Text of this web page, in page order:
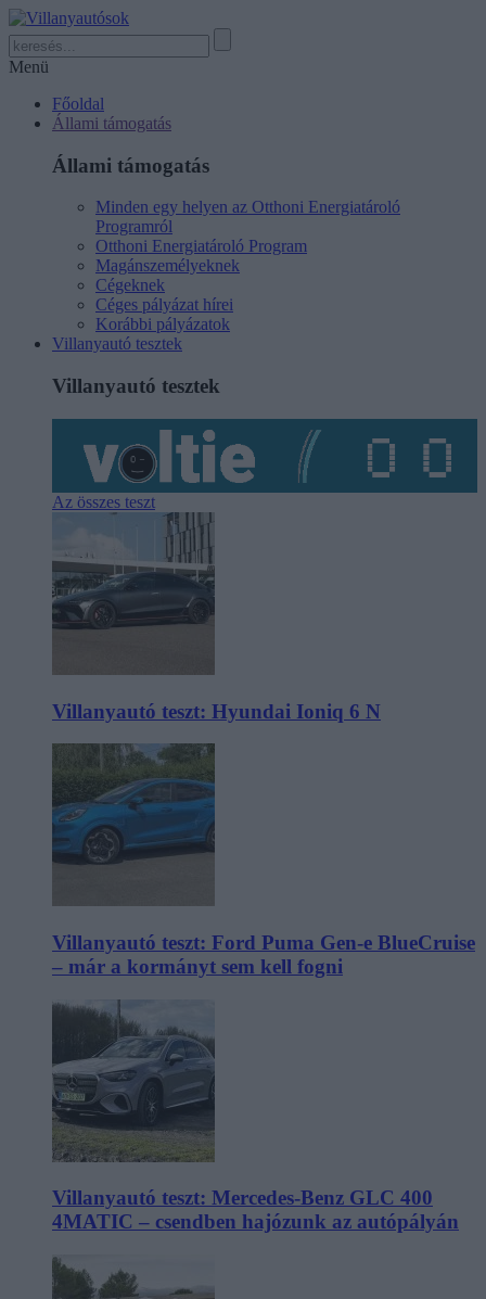
Menü
Főoldal
Állami támogatás
Állami támogatás
Minden egy helyen az Otthoni Energiatároló
Programról
Otthoni Energiatároló Program
Magánszemélyeknek
Cégeknek
Céges pályázat hírei
Korábbi pályázatok
Villanyautó tesztek
Villanyautó tesztek
Az összes teszt
Villanyautó teszt: Hyundai Ioniq 6 N
Villanyautó teszt: Ford Puma Gen-e BlueCruise
– már a kormányt sem kell fogni
Villanyautó teszt: Mercedes-Benz GLC 400
4MATIC – csendben hajózunk az autópályán